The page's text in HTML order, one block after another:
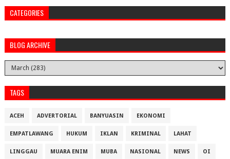
CATEGORIES
BLOG ARCHIVE
TAGS
ACEH ADVERTORIAL BANYUASIN EKONOMI
EMPATLAWANG HUKUM IKLAN KRIMINAL LAHAT
LINGGAU MUARA ENIM MUBA NASIONAL NEWS OI